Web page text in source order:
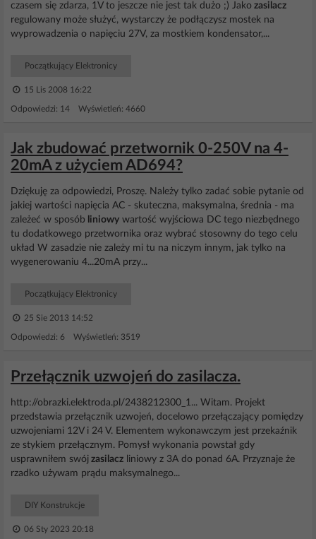
czasem się zdarza, 1V to jeszcze nie jest tak dużo ;) Jako zasilacz
regulowany może służyć, wystarczy że podłączysz mostek na
wyprowadzenia o napięciu 27V, za mostkiem kondensator,...
Początkujący Elektronicy
15 Lis 2008 16:22
Odpowiedzi: 14 Wyświetleń: 4660
Jak zbudować przetwornik 0-250V na 4-
20mA z użyciem AD694?
Dziękuję za odpowiedzi, Proszę. Należy tylko zadać sobie pytanie od
jakiej wartości napięcia AC - skuteczna, maksymalna, średnia - ma
zależeć w sposób liniowy wartość wyjściowa DC tego niezbędnego
tu dodatkowego przetwornika oraz wybrać stosowny do tego celu
układ W zasadzie nie zależy mi tu na niczym innym, jak tylko na
wygenerowaniu 4...20mA przy...
Początkujący Elektronicy
25 Sie 2013 14:52
Odpowiedzi: 6 Wyświetleń: 3519
Przełącznik uzwojeń do zasilacza.
http://obrazki.elektroda.pl/2438212300_1... Witam. Projekt
przedstawia przełącznik uzwojeń, docelowo przełączający pomiędzy
uzwojeniami 12V i 24 V. Elementem wykonawczym jest przekaźnik
ze stykiem przełącznym. Pomysł wykonania powstał gdy
usprawniłem swój zasilacz liniowy z 3A do ponad 6A. Przyznaje że
rzadko używam prądu maksymalnego...
DIY Konstrukcje
06 Sty 2023 20:18